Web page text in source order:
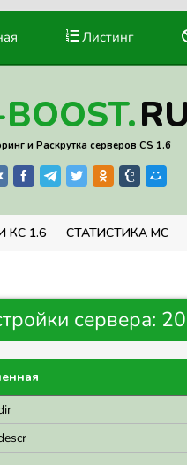
Листинг
RU
и Раскрутка серверов CS 1.6
КС 1.6 СТАТИСТИКА МС
сервера: